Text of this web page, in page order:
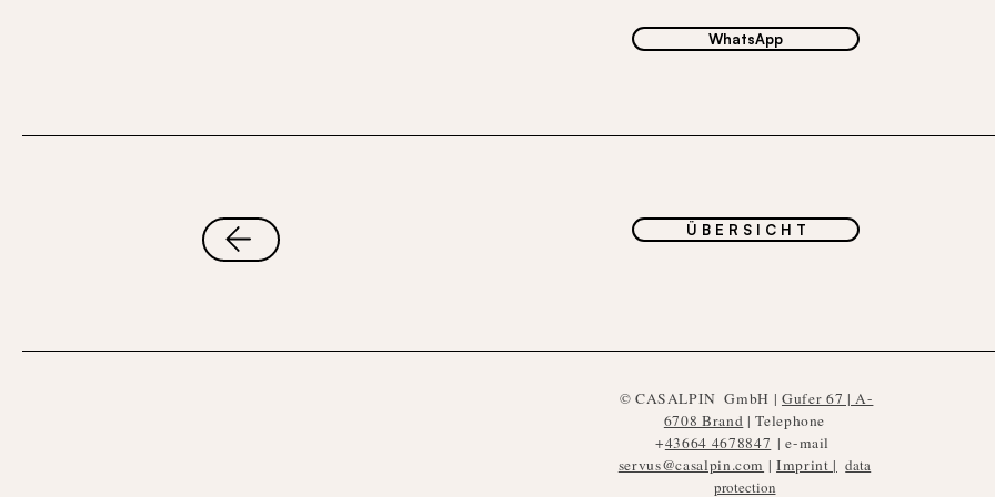
WhatsApp
Ü B E R S I C H T
© CASALPIN GmbH | Gufer 67 | A-
6708 Brand | Telephone
+43664 4678847 | e-mail
servus@casalpin.com |Imprint | data
protection